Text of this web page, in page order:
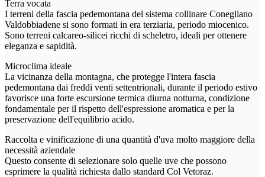
Terra vocata
I terreni della fascia pedemontana del sistema collinare Conegliano
Valdobbiadene si sono formati in era terziaria, periodo miocenico.
Sono terreni calcareo-silicei ricchi di scheletro, ideali per ottenere
eleganza e sapidità.
Microclima ideale
La vicinanza della montagna, che protegge l'intera fascia
pedemontana dai freddi venti settentrionali, durante il periodo estivo
favorisce una forte escursione termica diurna notturna, condizione
fondamentale per il rispetto dell'espressione aromatica e per la
preservazione dell'equilibrio acido.
Raccolta e vinificazione di una quantità d'uva molto maggiore della
necessità aziendale
Questo consente di selezionare solo quelle uve che possono
esprimere la qualità richiesta dallo standard Col Vetoraz.